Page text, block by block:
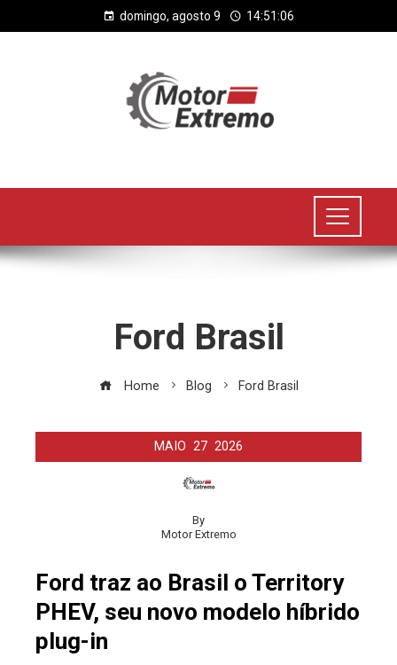
domingo, agosto 9 14:51:07
Ford Brasil
Home Blog Ford Brasil
MAIO 27 2026
By
Motor Extremo
Ford traz ao Brasil o Territory
PHEV, seu novo modelo híbrido
plug-in